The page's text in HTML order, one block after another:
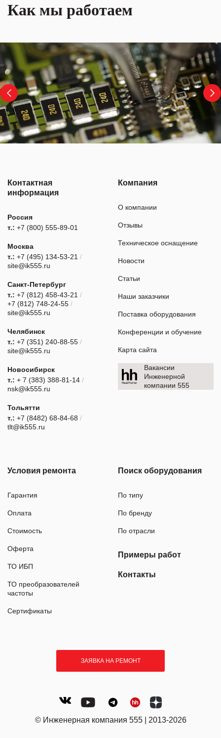
Как мы работаем
Контактная
информация
Россия
т.: +7 (800) 555-89-01
Москва
т.: +7 (495) 134-53-21 /
site@ik555.ru
Санкт-Петербург
т.: +7 (812) 458-43-21 /
+7 (812) 748-24-55 /
site@ik555.ru
Челябинск
т.: +7 (351) 240-88-55 /
site@ik555.ru
Новосибирск
т.: + 7 (383) 388-81-14 /
nsk@ik555.ru
Тольятти
т.: +7 (8482) 68-84-68 /
tlt@ik555.ru
Компания
О компании
Отзывы
Техническое оснащение
Новости
Статьи
Наши заказчики
Поставка оборудования
Конференции и обучение
Карта сайта
Вакансии
Инженерной
компании 555
Условия ремонта
Гарантия
Оплата
Стоимость
Оферта
ТО ИБП
ТО преобразователей
частоты
Сертификаты
Поиск оборудования
По типу
По бренду
По отрасли
Примеры работ
Контакты
ЗАЯВКА НА РЕМОНТ
© Инженерная компания 555 | 2013-2026